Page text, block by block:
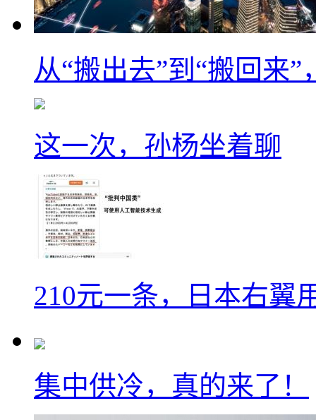
从“搬出去”到“搬回来
这一次，孙杨坐着聊
210元一条，日本右翼
集中供冷，真的来了！